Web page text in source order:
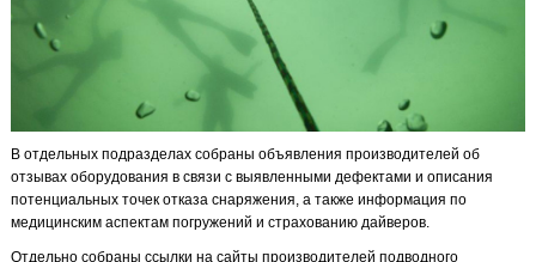
В отдельных подразделах собраны объявления производителей об
отзывах оборудования в связи с выявленными дефектами и описания
потенциальных точек отказа снаряжения, а также информация по
медицинским аспектам погружений и страхованию дайверов.
Отдельно собраны ссылки на сайты производителей подводного